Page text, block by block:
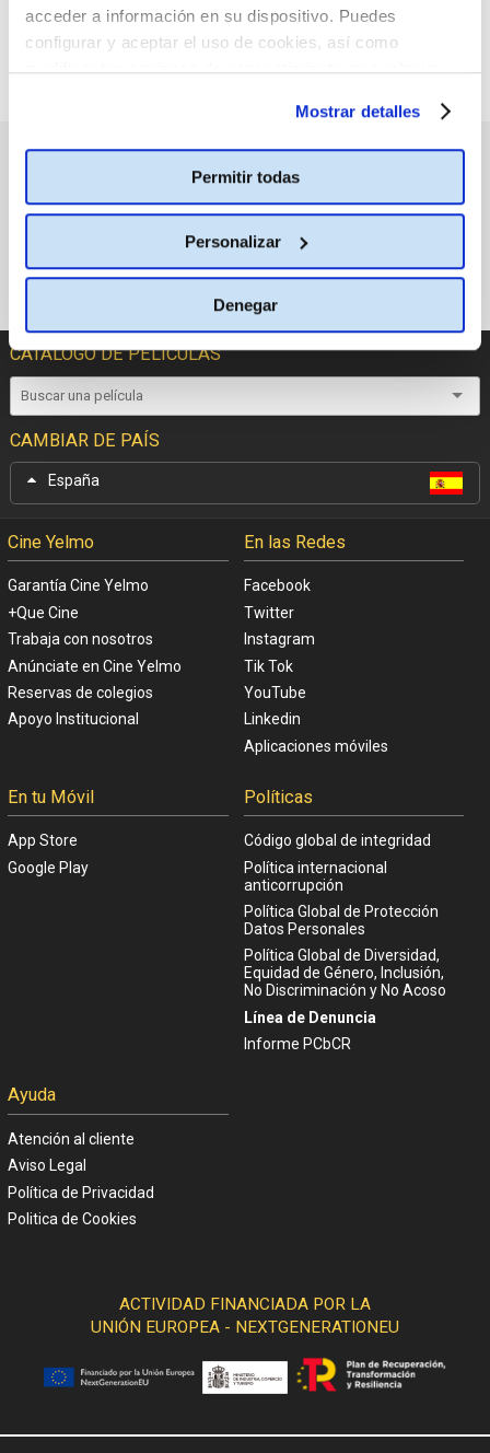
acceder a información en su dispositivo. Puedes
configurar y aceptar el uso de cookies, así como
modificar tus opciones de consentimiento en cualquier
Mostrar detalles
Permitir todas
Personalizar
Denegar
CATÁLOGO DE PELÍCULAS
CAMBIAR DE PAÍS
España
Cine Yelmo
Garantía Cine Yelmo
+Que Cine
Trabaja con nosotros
Anúnciate en Cine Yelmo
Reservas de colegios
Apoyo Institucional
En las Redes
Facebook
Twitter
Instagram
Tik Tok
YouTube
Linkedin
Aplicaciones móviles
En tu Móvil
App Store
Google Play
Políticas
Código global de integridad
Política internacional
anticorrupción
Política Global de Protección
Datos Personales
Política Global de Diversidad,
Equidad de Género, Inclusión,
No Discriminación y No Acoso
Línea de Denuncia
Informe PCbCR
Ayuda
Atención al cliente
Aviso Legal
Política de Privacidad
Politica de Cookies
ACTIVIDAD FINANCIADA POR LA
UNIÓN EUROPEA - NEXTGENERATIONEU